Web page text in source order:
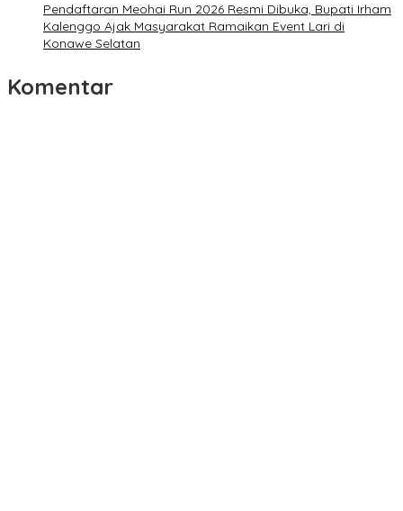
Pendaftaran Meohai Run 2026 Resmi Dibuka, Bupati Irham
Kalenggo Ajak Masyarakat Ramaikan Event Lari di
Konawe Selatan
Komentar